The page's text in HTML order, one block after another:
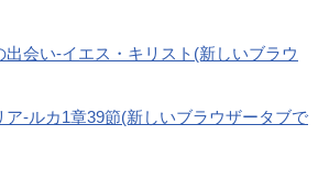
会い-イエス・キリスト(新しいブラウ
ア-ルカ1章39節(新しいブラウザータブで